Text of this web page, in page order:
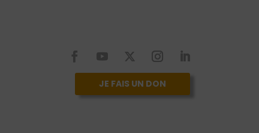
JE FAIS UN DON